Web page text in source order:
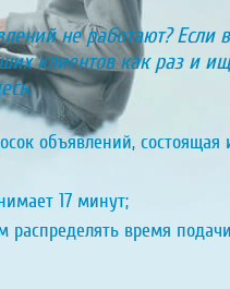
не работают? Если
клиентов как раз и
объявлений, состоящая
17 минут;
время